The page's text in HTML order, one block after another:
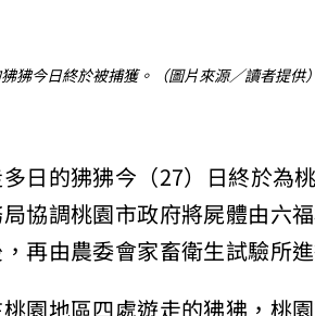
狒今日終於被捕獲。（圖片來源／讀者提供）
日的狒狒今（27）日終於
協調桃園市政府將屍體由六
再由農委會家畜衛生試驗所